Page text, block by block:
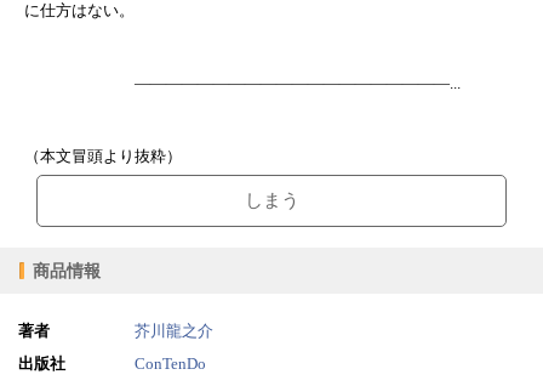
に仕方はない。
――――――――――――――――――――...
（本文冒頭より抜粋）
しまう
商品情報
著者
芥川龍之介
出版社
ConTenDo